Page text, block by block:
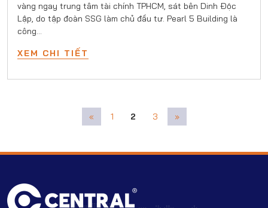
vàng ngay trung tâm tài chính TPHCM, sát bên Dinh Độc
Lập, do tập đoàn SSG làm chủ đầu tư. Pearl 5 Building là
công…
XEM CHI TIẾT
« 1 2 3 »